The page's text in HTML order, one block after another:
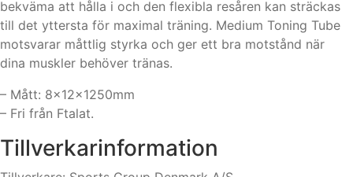
bekväma att hålla i och den flexibla resåren kan sträckas
till det yttersta för maximal träning. Medium Toning Tube
motsvarar måttlig styrka och ger ett bra motstånd när
dina muskler behöver tränas.
– Mått: 8x12x1250mm
– Fri från Ftalat.
Tillverkarinformation